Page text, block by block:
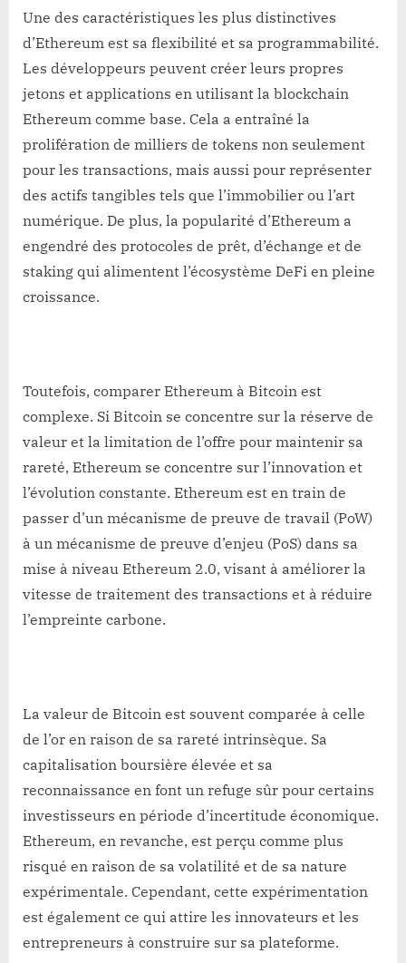
Une des caractéristiques les plus distinctives
d’Ethereum est sa flexibilité et sa programmabilité.
Les développeurs peuvent créer leurs propres
jetons et applications en utilisant la blockchain
Ethereum comme base. Cela a entraîné la
prolifération de milliers de tokens non seulement
pour les transactions, mais aussi pour représenter
des actifs tangibles tels que l’immobilier ou l’art
numérique. De plus, la popularité d’Ethereum a
engendré des protocoles de prêt, d’échange et de
staking qui alimentent l’écosystème DeFi en pleine
croissance.
Toutefois, comparer Ethereum à Bitcoin est
complexe. Si Bitcoin se concentre sur la réserve de
valeur et la limitation de l’offre pour maintenir sa
rareté, Ethereum se concentre sur l’innovation et
l’évolution constante. Ethereum est en train de
passer d’un mécanisme de preuve de travail (PoW)
à un mécanisme de preuve d’enjeu (PoS) dans sa
mise à niveau Ethereum 2.0, visant à améliorer la
vitesse de traitement des transactions et à réduire
l’empreinte carbone.
La valeur de Bitcoin est souvent comparée à celle
de l’or en raison de sa rareté intrinsèque. Sa
capitalisation boursière élevée et sa
reconnaissance en font un refuge sûr pour certains
investisseurs en période d’incertitude économique.
Ethereum, en revanche, est perçu comme plus
risqué en raison de sa volatilité et de sa nature
expérimentale. Cependant, cette expérimentation
est également ce qui attire les innovateurs et les
entrepreneurs à construire sur sa plateforme.